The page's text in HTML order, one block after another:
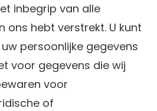
inbegrip van alle
ons hebt verstrekt. U kunt
persoonlijke gegevens
voor gegevens die wij
voor
of